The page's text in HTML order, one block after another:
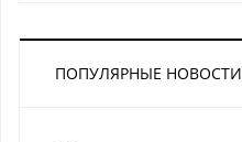
ПОПУЛЯРНЫЕ НОВОСТИ